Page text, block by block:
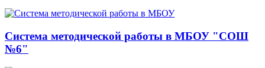
Система методической работы в МБОУ "СОШ
№6"